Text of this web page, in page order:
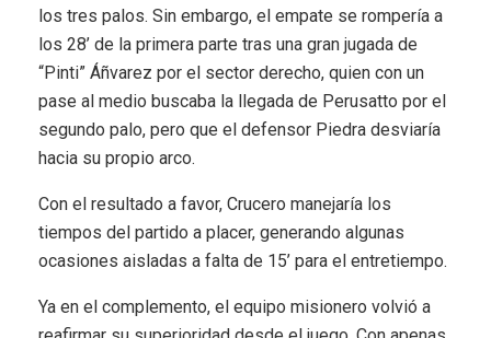
los tres palos. Sin embargo, el empate se rompería a
los 28’ de la primera parte tras una gran jugada de
“Pinti” Áñvarez por el sector derecho, quien con un
pase al medio buscaba la llegada de Perusatto por el
segundo palo, pero que el defensor Piedra desviaría
hacia su propio arco.
Con el resultado a favor, Crucero manejaría los
tiempos del partido a placer, generando algunas
ocasiones aisladas a falta de 15’ para el entretiempo.
Ya en el complemento, el equipo misionero volvió a